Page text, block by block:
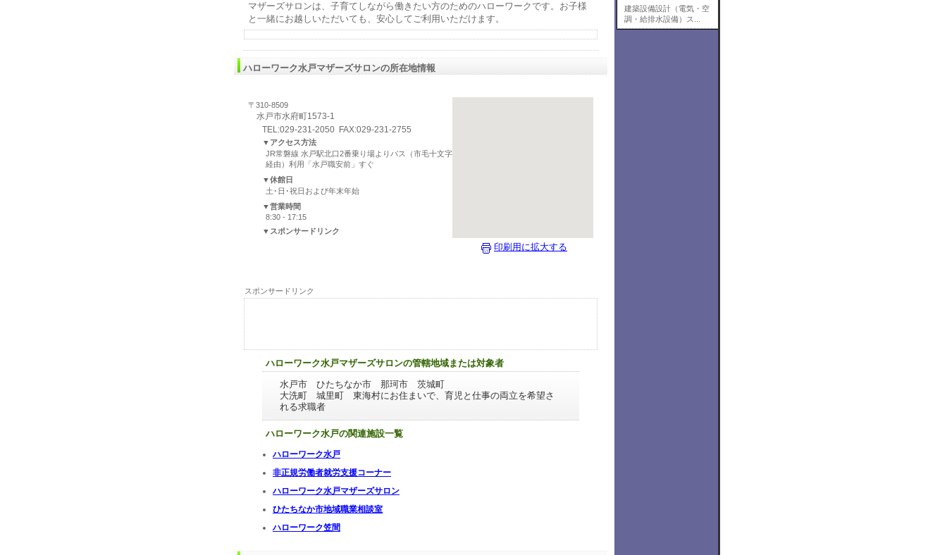
マザーズサロンは、子育てしながら働きたい方のためのハローワークです。お子様
と一緒にお越しいただいても、安心してご利用いただけます。
ハローワーク水戸マザーズサロンの所在地情報
〒310-8509
水戸市水府町1573-1
TEL:029-231-2050 FAX:029-231-2755
▼アクセス方法
JR常磐線 水戸駅北口2番乗り場よりバス（市毛十文字
経由）利用「水戸職安前」すぐ
▼休館日
土･日･祝日および年末年始
▼営業時間
8:30 - 17:15
▼スポンサードリンク
印刷用に拡大する
スポンサードリンク
ハローワーク水戸マザーズサロンの管轄地域または対象者
水戸市 ひたちなか市 那珂市 茨城町
大洗町 城里町 東海村にお住まいで、育児と仕事の両立を希望さ
れる求職者
ハローワーク水戸の関連施設一覧
ハローワーク水戸
非正規労働者就労支援コーナー
ハローワーク水戸マザーズサロン
ひたちなか市地域職業相談室
ハローワーク笠間
建築設備設計（電気・空
調・給排水設備）ス...